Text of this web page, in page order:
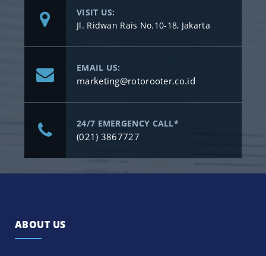
VISIT US:
Jl. Ridwan Rais No.10-18, Jakarta
EMAIL US:
marketing@rotorooter.co.id
24/7 EMERGENCY CALL*
(021) 3867727
ABOUT US